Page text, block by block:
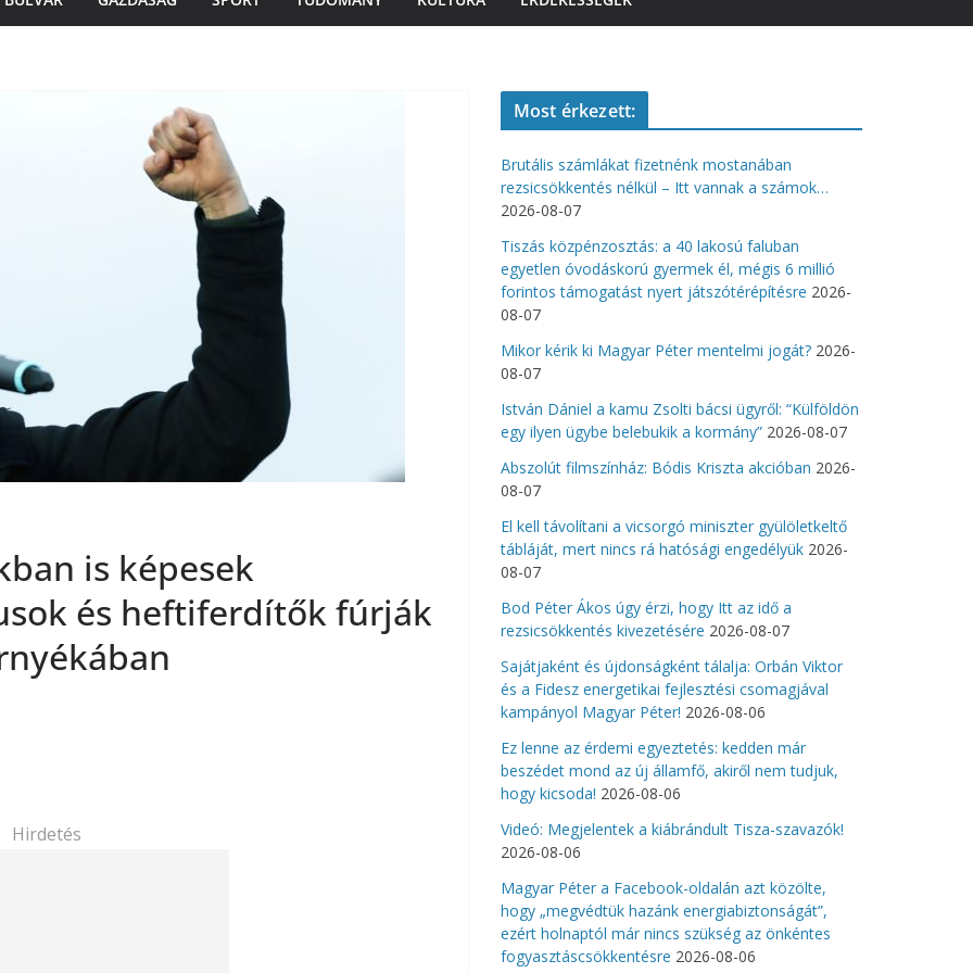
is képesek
és heftiferdítők fúrják
Hirdetés
Most érkezett:
Brutális számlákat fizetnénk mostanában
rezsicsökkentés nélkül – Itt vannak a számok…
2026-08-07
Tiszás közpénzosztás: a 40 lakosú faluban
egyetlen óvodáskorú gyermek él, mégis 6 millió
forintos támogatást nyert játszótérépítésre 2026-
08-07
Mikor kérik ki Magyar Péter mentelmi jogát? 2026-
08-07
István Dániel a kamu Zsolti bácsi ügyről: “Külföldön
egy ilyen ügybe belebukik a kormány” 2026-08-07
Abszolút filmszínház: Bódis Kriszta akcióban 2026-
08-07
El kell távolítani a vicsorgó miniszter gyülöletkeltő
tábláját, mert nincs rá hatósági engedélyük 2026-
08-07
Bod Péter Ákos úgy érzi, hogy Itt az idő a
rezsicsökkentés kivezetésére 2026-08-07
Sajátjaként és újdonságként tálalja: Orbán Viktor
és a Fidesz energetikai fejlesztési csomagjával
kampányol Magyar Péter! 2026-08-06
Ez lenne az érdemi egyeztetés: kedden már
beszédet mond az új államfő, akiről nem tudjuk,
hogy kicsoda! 2026-08-06
Videó: Megjelentek a kiábrándult Tisza-szavazók!
2026-08-06
Magyar Péter a Facebook-oldalán azt közölte,
hogy „megvédtük hazánk energiabiztonságát”,
ezért holnaptól már nincs szükség az önkéntes
fogyasztáscsökkentésre 2026-08-06